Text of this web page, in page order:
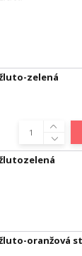
zelená
oranžová